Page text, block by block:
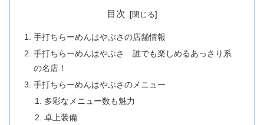
目次
手打ちらーめんはやぶさの店舗情報
手打ちらーめんはやぶさ 誰でも楽しめるあっさり系
の名店！
手打ちらーめんはやぶさのメニュー
多彩なメニュー数も魅力
卓上装備